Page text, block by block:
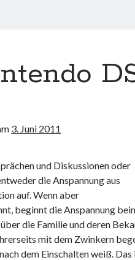
3. Juni 2011
und Diskussionen oder
die Anspannung aus
auf. Wenn aber
beginnt die Anspannung
die Familie und deren
mit dem Zwinkern
dem Einschalten weiß. Das